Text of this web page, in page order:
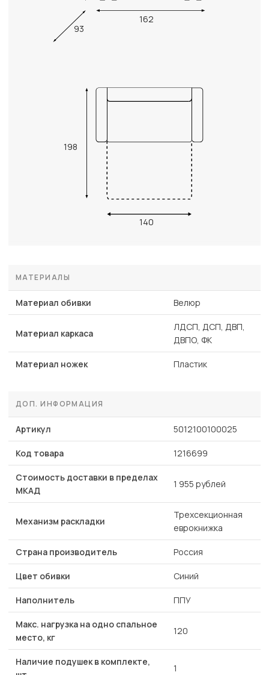
162
93
198
140
МАТЕРИАЛЫ
Материал обивки Велюр
Материал каркаса
ЛДСП, ДСП, ДВП,
ДВПО, ФК
Материал ножек Пластик
ДОП. ИНФОРМАЦИЯ
Артикул 5012100100025
Код товара 1216699
Стоимость доставки в пределах
МКАД
1 955 рублей
Механизм раскладки
Трехсекционная
еврокнижка
Страна производитель Россия
Цвет обивки Синий
Наполнитель ППУ
Макс. нагрузка на одно спальное
место, кг
120
Наличие подушек в комплекте,
1